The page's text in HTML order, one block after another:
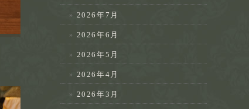
2026年7月
2026年6月
2026年5月
2026年4月
2026年3月